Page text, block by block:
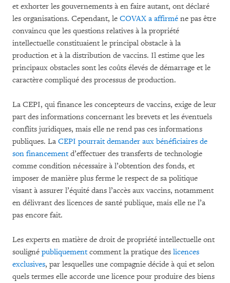
et exhorter les gouvernements à en faire autant, ont déclaré
les organisations. Cependant, le COVAX a affirmé ne pas être
convaincu que les questions relatives à la propriété
intellectuelle constituaient le principal obstacle à la
production et à la distribution de vaccins. Il estime que les
principaux obstacles sont les coûts élevés de démarrage et le
caractère compliqué des processus de production.
La CEPI, qui finance les concepteurs de vaccins, exige de leur
part des informations concernant les brevets et les éventuels
conflits juridiques, mais elle ne rend pas ces informations
publiques. La CEPI pourrait demander aux bénéficiaires de
son financementd’effectuer des transferts de technologie
comme condition nécessaire à l’obtention des fonds, et
imposer de manière plus ferme le respect de sa politique
visant à assurer l’équité dans l’accès aux vaccins, notamment
en délivrant des licences de santé publique, mais elle ne l’a
pas encore fait.
Les experts en matière de droit de propriété intellectuelle ont
souligné publiquementcomment la pratique des licences
exclusives, par lesquelles une compagnie décide à qui et selon
quels termes elle accorde une licence pour produire des biens